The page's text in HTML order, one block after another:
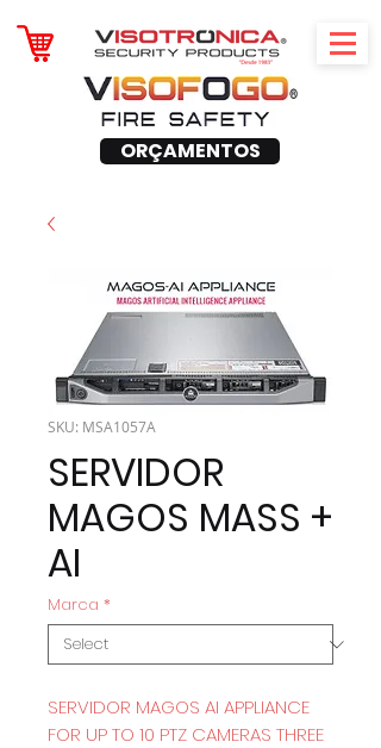
ORÇAMENTOS
SKU: MSA1057A
SERVIDOR
MAGOS MASS +
AI
Marca *
SERVIDOR MAGOS AI APPLIANCE
FOR UP TO 10 PTZ CAMERAS THREE